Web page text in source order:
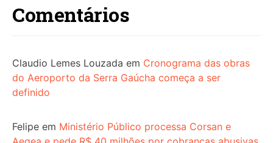
Comentários
Claudio Lemes Louzada em Cronograma das obras
do Aeroporto da Serra Gaúcha começa a ser
definido
Felipe em Ministério Público processa Corsan e